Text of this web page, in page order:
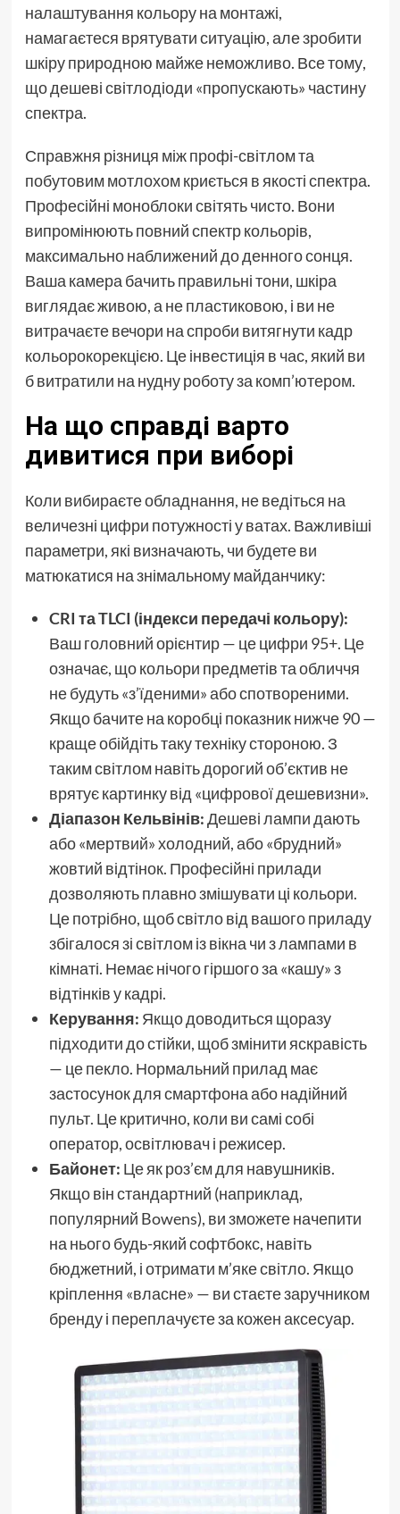
налаштування кольору на монтажі,
намагаєтеся врятувати ситуацію, але зробити
шкіру природною майже неможливо. Все тому,
що дешеві світлодіоди «пропускають» частину
спектра.
Справжня різниця між профі-світлом та
побутовим мотлохом криється в якості спектра.
Професійні моноблоки світять чисто. Вони
випромінюють повний спектр кольорів,
максимально наближений до денного сонця.
Ваша камера бачить правильні тони, шкіра
виглядає живою, а не пластиковою, і ви не
витрачаєте вечори на спроби витягнути кадр
кольорокорекцією. Це інвестиція в час, який ви
б витратили на нудну роботу за комп’ютером.
На що справді варто
дивитися при виборі
Коли вибираєте обладнання, не ведіться на
величезні цифри потужності у ватах. Важливіші
параметри, які визначають, чи будете ви
матюкатися на знімальному майданчику:
CRI та TLCI (індекси передачі кольору):
Ваш головний орієнтир — це цифри 95+. Це
означає, що кольори предметів та обличчя
не будуть «з’їденими» або спотвореними.
Якщо бачите на коробці показник нижче 90 —
краще обійдіть таку техніку стороною. З
таким світлом навіть дорогий об’єктив не
врятує картинку від «цифрової дешевизни».
Діапазон Кельвінів:Дешеві лампи дають
або «мертвий» холодний, або «брудний»
жовтий відтінок. Професійні прилади
дозволяють плавно змішувати ці кольори.
Це потрібно, щоб світло від вашого приладу
збігалося зі світлом із вікна чи з лампами в
кімнаті. Немає нічого гіршого за «кашу» з
відтінків у кадрі.
Керування: Якщо доводиться щоразу
підходити до стійки, щоб змінити яскравість
— це пекло. Нормальний прилад має
застосунок для смартфона або надійний
пульт. Це критично, коли ви самі собі
оператор, освітлювач і режисер.
Байонет: Це як роз’єм для навушників.
Якщо він стандартний (наприклад,
популярний Bowens), ви зможете начепити
на нього будь-який софтбокс, навіть
бюджетний, і отримати м’яке світло. Якщо
кріплення «власне» — ви стаєте заручником
бренду і переплачуєте за кожен аксесуар.